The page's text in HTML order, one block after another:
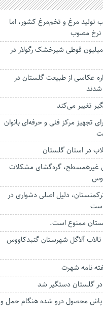
تولید مرغ و تخم‌مرغ کشور، اما
نرخ مصوب
توزیع بیش از ۱۲ میلیون قوطی شیرخشک رگولار در
عکاسی از طبیعت گلستان در
تغییر می‌کند‌
برای تجهیز مرکز فنی و حرفه‌ای بانوان
در استان گلستان
غیرهمسطح، گره‌گشای مشکلات
دلیل اصلی دشواری در
ممنوع است.
آلاگل شهرستان گنبدکاووس
نامه شهرت
در گلستان دستگیر شد
پاش محصول درو شده هنگام حمل و